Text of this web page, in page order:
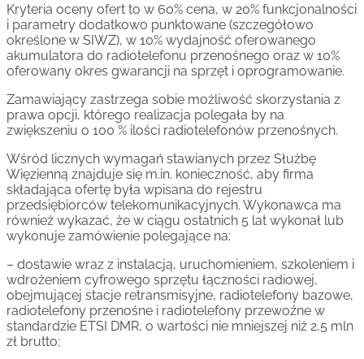
Kryteria oceny ofert to w 60% cena, w 20% funkcjonalności
i parametry dodatkowo punktowane (szczegółowo
określone w SIWZ), w 10% wydajność oferowanego
akumulatora do radiotelefonu przenośnego oraz w 10%
oferowany okres gwarancji na sprzęt i oprogramowanie.
Zamawiający zastrzega sobie możliwość skorzystania z
prawa opcji, którego realizacja polegała by na
zwiększeniu o 100 % ilości radiotelefonów przenośnych.
Wśród licznych wymagań stawianych przez Służbę
Więzienną znajduje się m.in. konieczność, aby firma
składająca ofertę była wpisana do rejestru
przedsiębiorców telekomunikacyjnych. Wykonawca ma
również wykazać, że w ciągu ostatnich 5 lat wykonał lub
wykonuje zamówienie polegające na:
– dostawie wraz z instalacją, uruchomieniem, szkoleniem i
wdrożeniem cyfrowego sprzętu łączności radiowej,
obejmującej stacje retransmisyjne, radiotelefony bazowe,
radiotelefony przenośne i radiotelefony przewoźne w
standardzie ETSI DMR, o wartości nie mniejszej niż 2,5 mln
zł brutto;